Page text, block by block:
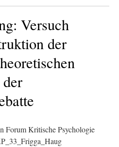
Versuch
der
Forum Kritische Psychologie